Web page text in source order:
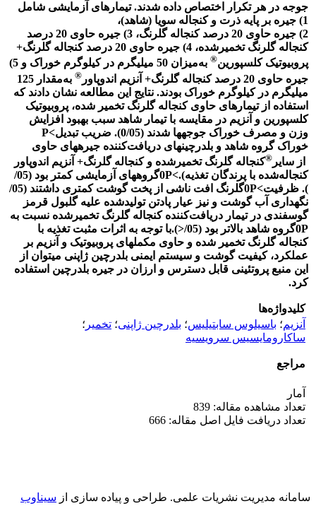
جوجه در هر تکرار اختصاص داده شدند. تیمارهای آزمایشی شامل
1) جیره بر پایه ذرت و کنجاله سویا (شاهد)،
2) جیره حاوی 20 درصد کنجاله گلرنگ، 3) جیره حاوی 20 درصد
کنجاله گلرنگ تخمیرشده، 4) جیره حاوی 20 درصد کنجاله گلرنگ+
پروبیوتیک کلسپورین®
به‌میزان 50 میلی­گرم در کیلوگرم خوراک و 5)
جیره حاوی 20 درصد کنجاله گلرنگ+ آنزیم اندوپاور
®
به‌مقدار 125
میلی­گرم در کیلوگرم خوراک بودند. نتایج این مطالعه نشان دادند که
استفاده از تیمارهای حاوی کنجاله گلرنگ تخمیر شده، پروبیوتیک
کلسپورین و آنزیم در مقایسه با تیمار شاهد سبب بهبود افزایش
وزن و مصرف خوراک جوجه­ها شدند (05/
0
P<). ضریب تبدیل
خوراک گروه شاهد و بلدرچین­های دریافت‌کننده جیره­های حاوی
کنجاله گلرنگ تخمیرشده و کنجاله گلرنگ+ آنزیم اندوپاور® از سایر
گروه­های آزمایشی کمتر بود (05/0P<).پرندگان تغذیه شده باکنجاله
گلرنگ افت ناشی از پخت گوشت کمتری داشتند (05/0P<). ظرفیت
نگهداری آب گوشت و نیز عیار پادتن تولیدشده علیه گلبول قرمز
گوسفندی در تیمار دریافت‌کننده کنجاله گلرنگ تخمیرشده نسبت به
گروه شاهد بالاتر بود (05/0P<
).با توجه به اثرات مثبت تغذیه با
کنجالهگلرنگ تخمیر شده و حاوی مکمل­های پروبیوتیک و آنزیم بر
عملکرد، کیفیت گوشت و سیستم ایمنی بلدرچین ژاپنی می­توان از
این منبع پروتئینی قابل دسترس و ارزان در جیره بلدرچین استفاده
کرد.
کلیدواژه‌ها
آنزیم؛ باسیلوس سابتیلیس؛ بلدرچین ژاپنی؛ تخمیر ؛
ساکارومایسیس سرویسیه
مراجع
آمار
تعداد مشاهده مقاله: 839
تعداد دریافت فایل اصل مقاله: 666
سامانه مدیریت نشریات علمی. طراحی و پیاده سازی از سیناوب